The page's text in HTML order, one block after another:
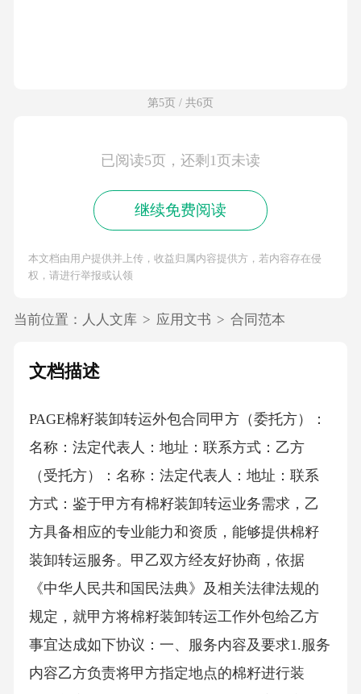
第5页 / 共6页
已阅读5页，还剩1页未读
继续免费阅读
本文档由用户提供并上传，收益归属内容提供方，若内容存在侵
权，请进行举报或认领
当前位置： 人人文库 > 应用文书 > 合同范本
文档描述
PAGE棉籽装卸转运外包合同甲方（委托方）：
名称：法定代表人：地址：联系方式：乙方
（受托方）：名称：法定代表人：地址：联系
方式：鉴于甲方有棉籽装卸转运业务需求，乙
方具备相应的专业能力和资质，能够提供棉籽
装卸转运服务。甲乙双方经友好协商，依据
《中华人民共和国民法典》及相关法律法规的
规定，就甲方将棉籽装卸转运工作外包给乙方
事宜达成如下协议：一、服务内容及要求1.服务
内容乙方负责将甲方指定地点的棉籽进行装